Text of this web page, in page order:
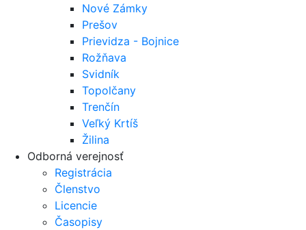
Nové Zámky
Prešov
Prievidza - Bojnice
Rožňava
Svidník
Topolčany
Trenčín
Veľký Krtíš
Žilina
Odborná verejnosť
Registrácia
Členstvo
Licencie
Časopisy